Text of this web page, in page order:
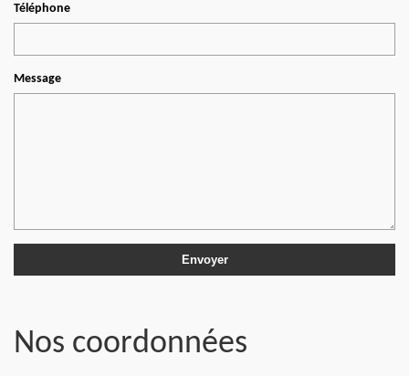
Téléphone
Message
Nos coordonnées